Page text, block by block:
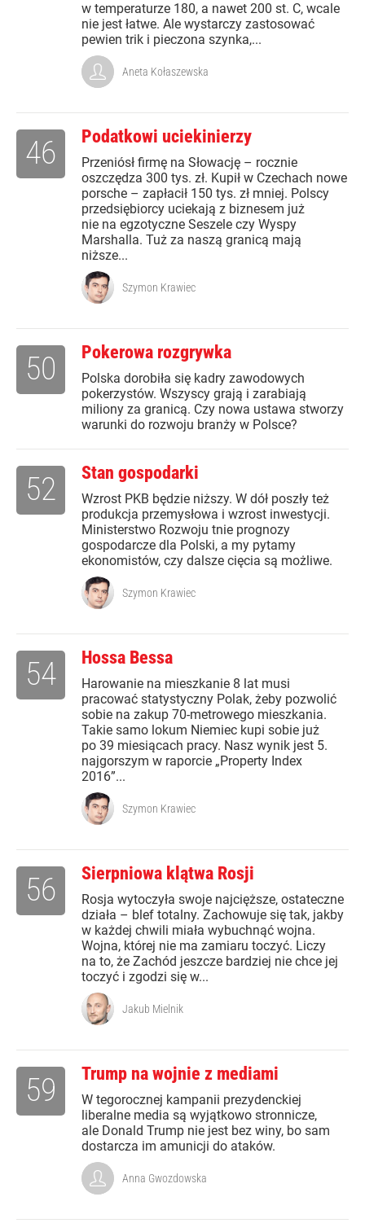
w temperaturze 180, a nawet 200 st. C, wcale
nie jest łatwe. Ale wystarczy zastosować
pewien trik i pieczona szynka,...
Aneta Kołaszewska
Podatkowi uciekinierzy
Przeniósł firmę na Słowację – rocznie
oszczędza 300 tys. zł. Kupił w Czechach nowe
porsche – zapłacił 150 tys. zł mniej. Polscy
przedsiębiorcy uciekają z biznesem już
nie na egzotyczne Seszele czy Wyspy
Marshalla. Tuż za naszą granicą mają
niższe...
46
Szymon Krawiec
Pokerowa rozgrywka
Polska dorobiła się kadry zawodowych
pokerzystów. Wszyscy grają i zarabiają
miliony za granicą. Czy nowa ustawa stworzy
warunki do rozwoju branży w Polsce?
50
Stan gospodarki
Wzrost PKB będzie niższy. W dół poszły też
produkcja przemysłowa i wzrost inwestycji.
Ministerstwo Rozwoju tnie prognozy
gospodarcze dla Polski, a my pytamy
ekonomistów, czy dalsze cięcia są możliwe.
52
Szymon Krawiec
Hossa Bessa
Harowanie na mieszkanie 8 lat musi
pracować statystyczny Polak, żeby pozwolić
sobie na zakup 70-metrowego mieszkania.
Takie samo lokum Niemiec kupi sobie już
po 39 miesiącach pracy. Nasz wynik jest 5.
najgorszym w raporcie „Property Index
2016”...
54
Szymon Krawiec
Sierpniowa klątwa Rosji
Rosja wytoczyła swoje najcięższe, ostateczne
działa – blef totalny. Zachowuje się tak, jakby
w każdej chwili miała wybuchnąć wojna.
Wojna, której nie ma zamiaru toczyć. Liczy
na to, że Zachód jeszcze bardziej nie chce jej
toczyć i zgodzi się w...
56
Jakub Mielnik
Trump na wojnie z mediami
W tegorocznej kampanii prezydenckiej
liberalne media są wyjątkowo stronnicze,
ale Donald Trump nie jest bez winy, bo sam
dostarcza im amunicji do ataków.
59
Anna Gwozdowska